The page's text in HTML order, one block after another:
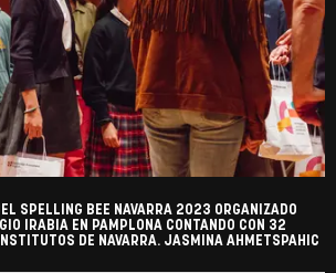
SPELLING BEE NAVARRA 2023 ORGANIZADO
IRABIA EN PAMPLONA CONTANDO CON 32
DE NAVARRA. JASMINA AHMETSPAHIC